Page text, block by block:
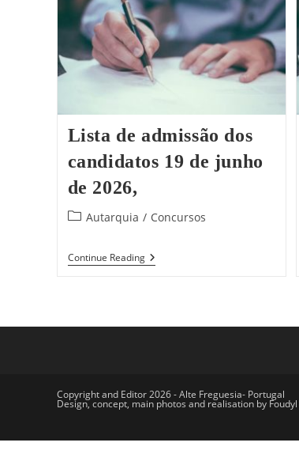
Lista de admissão dos
candidatos 19 de junho
de 2026,
PostAutarquia / Concursos
Continue ReadingLista
De
Copyright and Editor 2026 - Alte Freguesia- Portugal
Design, concept, main photos and realisation by Foudyl